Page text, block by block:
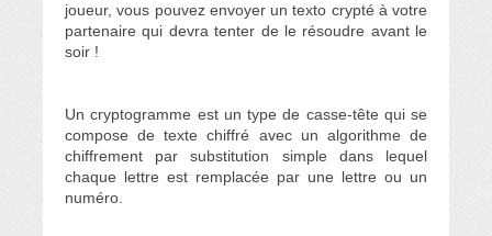
joueur, vous pouvez envoyer un texto crypté à votre
partenaire qui devra tenter de le résoudre avant le
soir !
Un cryptogramme est un type de casse-tête qui se
compose de texte chiffré avec un algorithme de
chiffrement par substitution simple dans lequel
chaque lettre est remplacée par une lettre ou un
numéro.